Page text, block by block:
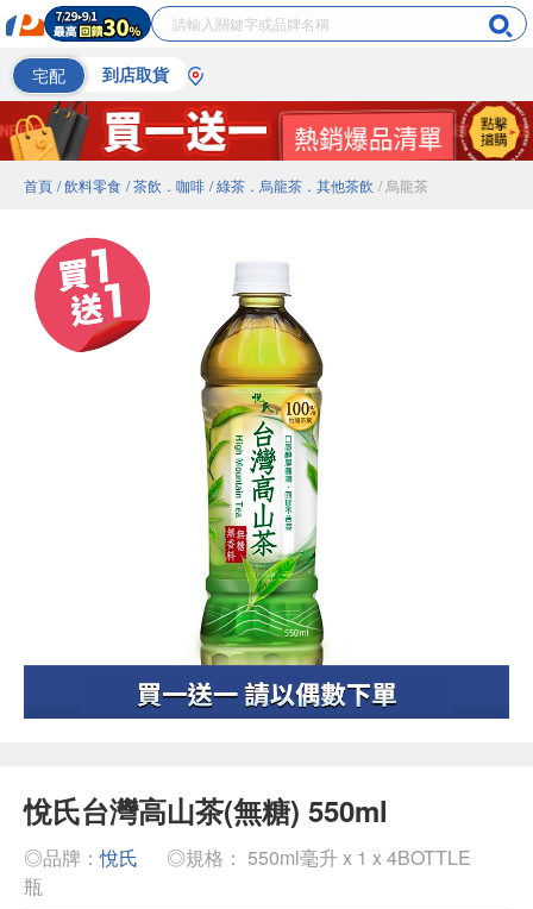
宅配 到店取貨
首頁 / 飲料零食 / 茶飲．咖啡 / 綠茶．烏龍茶．其他茶飲 / 烏龍茶
悅氏台灣高山茶(無糖) 550ml
◎品牌：悅氏
◎規格： 550ml毫升 x 1 x 4BOTTLE
瓶